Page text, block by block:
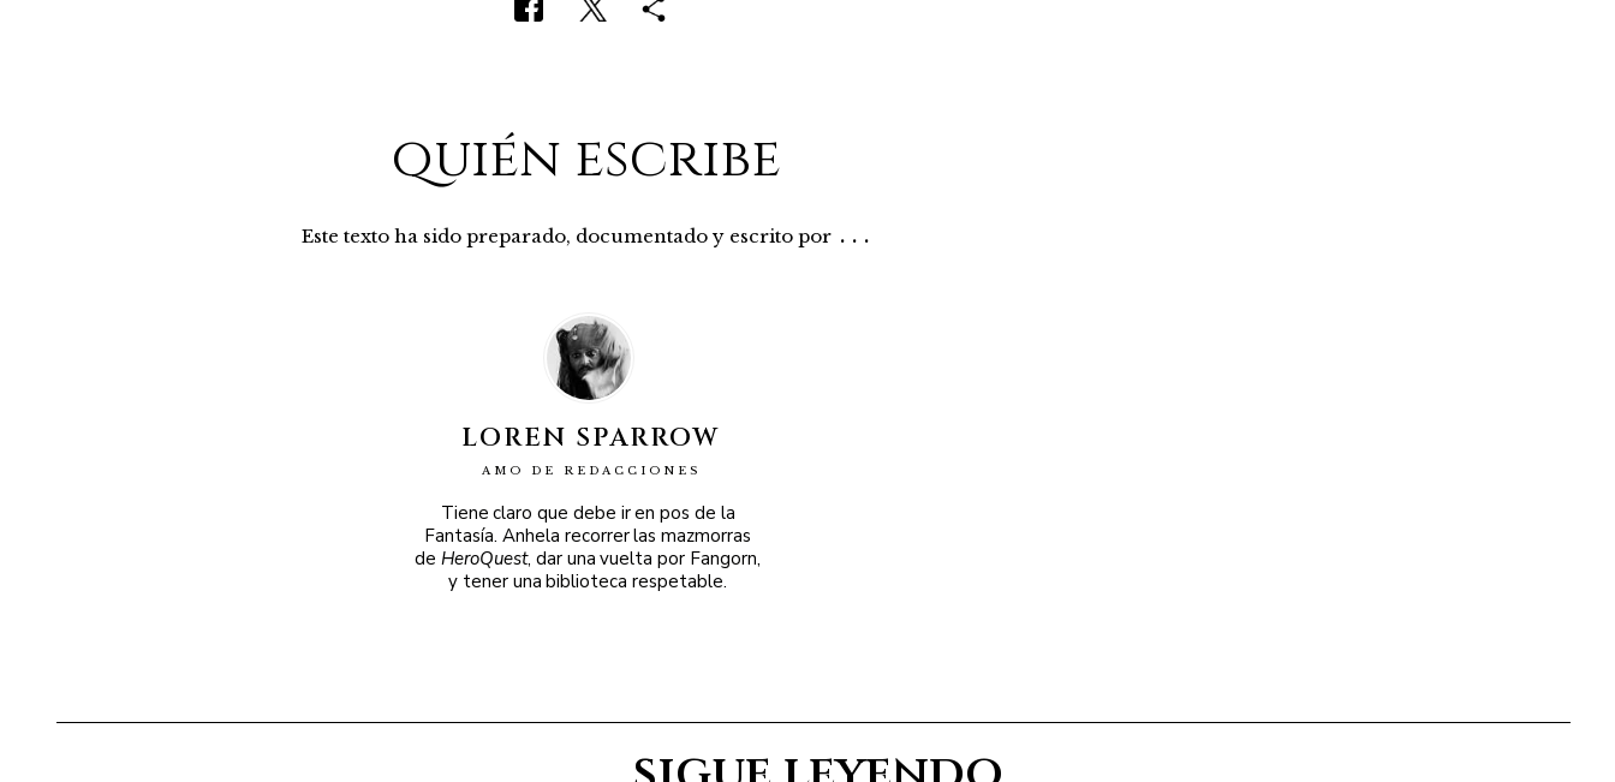
quién escribe
Este texto ha sido preparado, documentado y escrito por ...
LOREN SPARROW
AMO DE REDACCIONES
Tiene claro que debe ir en pos de la
Fantasía. Anhela recorrer las mazmorras
de HeroQuest, dar una vuelta por Fangorn,
y tener una biblioteca respetable.